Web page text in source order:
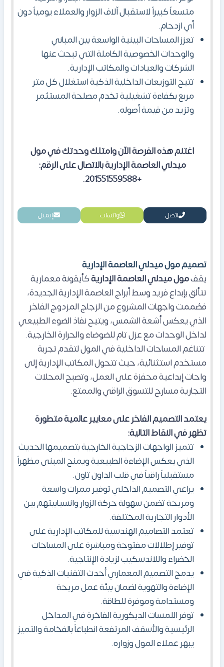
متسعاً كبيراً لاستقبال آلاف الزوار والعملاء يومياً دون
أي ازدحام.
تعزز المساحات البينية الواسعة بين المباني
والوحدات الخصوصية الكاملة التي تبحث عنها
الشركات والعيادات والمكاتب الإدارية.
تتيح التوزيعات الداخلية الذكية استغلال كل متر
مربع بكفاءة تشغيلية تخدم مصلحة المستثمر
وتزيد من قيمة أصوله.
اغتنم هذه الفرصة الآن وامتلك وحدتك في مول
ميدلي العاصمة الإدارية بالاتصال على الرقم:
+201551559588.
اتصل واتساب إيميل
تصميم مول ميدلي العاصمة الإدارية
يقفمول ميدلي العاصمة الإداريةكأيقونة معمارية
تتألق بإبداع فريد وسط أبراج العاصمة الإدارية الجديدة،
فصُممت واجهات المشروع من الزجاج المزدوج الفاخر
الذي يعكس أشعة الشمس، ويتيح نفاذ الضوء الطبيعي
لداخل الوحدات مع عزل تام للضوضاء والحرارة الخارجية.
تتناغم المساحات الداخلية في المول لتقدم تجربة
مستخدم استثنائية، حيث تتحول المكاتب الإدارية إلى
واحات إبداعية محفزة على العمل، وتصبح المحلات
التجارية مسارح للتسوق الراقي والممتع.
يعتمد التصميم الفاخر على معايير عالمية متطورة
تظهر في النقاط التالية:
تتميز الواجهات الزجاجية الخارجية بتصميمها الحديث
الذي يعكس الإضاءة الطبيعية ويمنح المبنى مظهراً
مستقبلياً راقياً في قلب الداون تاون.
يراعي التصميم الداخلي توفير ممرات واسعة
ومريحة تضمن سهولة حركة الزوار وانسيابيتهم بين
الأدوار التجارية المختلفة.
تعتمد التصاميم الهندسية للمكاتب الإدارية على
توفير إطلالات مفتوحة ومباشرة على المساحات
الخضراء واللاندسكيب لزيادة الإنتاجية.
يدمج التصميم المعماري أحدث التقنيات الذكية في
الإضاءة والتهوية لضمان بيئة عمل مريحة
ومستدامة وموفرة للطاقة.
توفر اللمسات الديكورية الفاخرة في المداخل
الرئيسية والأسقف المرتفعة انطباعاً بالفخامة والتميز
يبهر عملاء المول وزواره.